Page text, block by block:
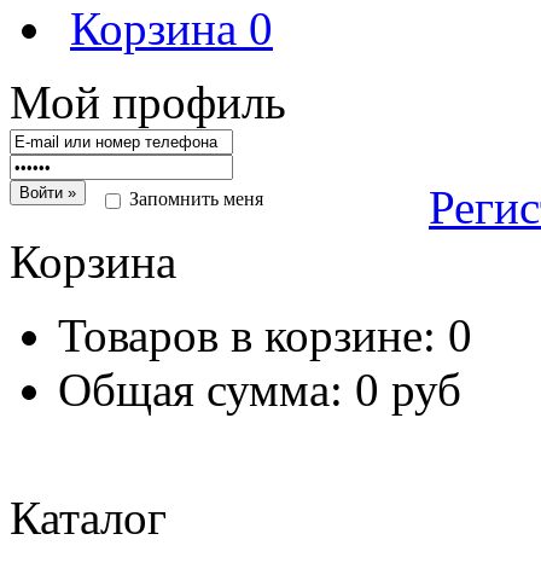
Корзина 0
Мой профиль
Запомнить меня
Корзина
Товаров в корзине: 0
Общая сумма: 0 руб
Каталог